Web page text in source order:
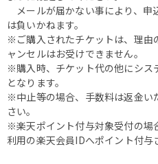
メールが届かない事により、申
は負いかねます。
※ご購入されたチケットは、理由
ャンセルはお受けできません。
※購入時、チケット代の他にシス
となります。
※中止等の場合、手数料は返金い
さい。
※楽天ポイント付与対象受付の場
利用の楽天会員IDへポイント付与